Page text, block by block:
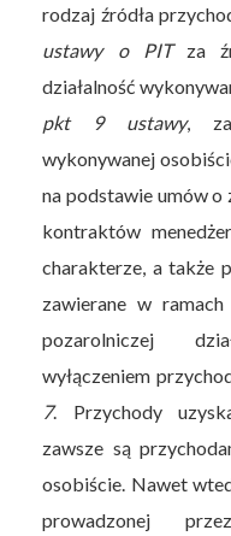
rodzaj źródła
ustawy o PITza
działalność
pkt 9 ustawy, za
wykonywanej
na podstawie umów o
kontraktów
charakterze, a także
zawierane w
pozarolniczej
wyłączeniem
7. Przychody
zawsze są
osobiście. Nawet
prowadzonej